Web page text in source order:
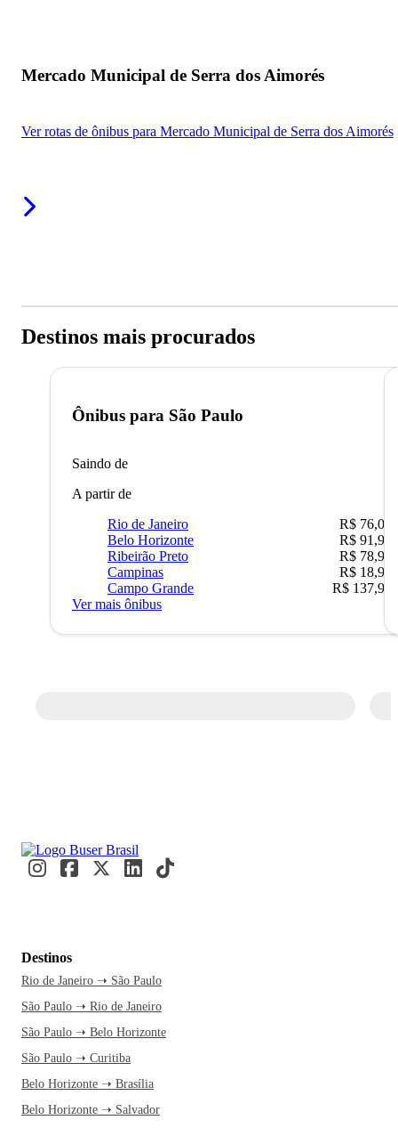
Mercado Municipal de Serra dos Aimorés
Ver rotas de ônibus para Mercado Municipal de Serra dos Aimorés
Destinos mais procurados
Ônibus para São Paulo
Saindo de
A partir de
Rio de Janeiro
R$ 76,09
Belo Horizonte
R$ 91,90
Ribeirão Preto
R$ 78,90
Campinas
R$ 18,90
Campo Grande
R$ 137,90
Ver mais ônibus
Destinos
Rio de Janeiro ➝ São Paulo
São Paulo ➝ Rio de Janeiro
São Paulo ➝ Belo Horizonte
São Paulo ➝ Curitiba
Belo Horizonte ➝ Brasília
Belo Horizonte ➝ Salvador